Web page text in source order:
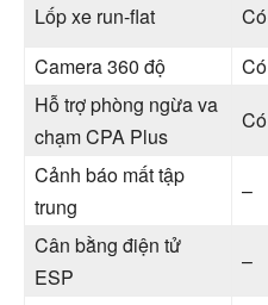
Lốp xe run-flat
Có
Camera 360 độ
Có
Hỗ trợ phòng ngừa va
chạm CPA Plus
Có
Cảnh báo mất tập
trung
–
Cân bằng điện tử
ESP
–